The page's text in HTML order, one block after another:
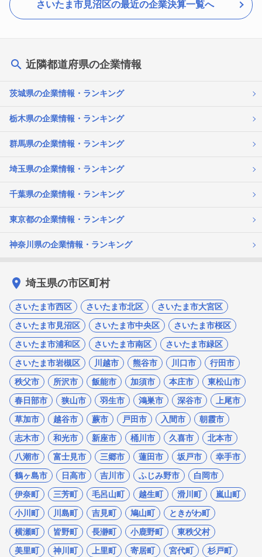
さいたま市見沼区の最近の企業決算一覧へ
近隣都道府県の企業情報
茨城県の企業情報・ランキング
栃木県の企業情報・ランキング
群馬県の企業情報・ランキング
埼玉県の企業情報・ランキング
千葉県の企業情報・ランキング
東京都の企業情報・ランキング
神奈川県の企業情報・ランキング
埼玉県の市区町村
さいたま市西区 さいたま市北区
さいたま市大宮区
さいたま市見沼区
さいたま市中央区
さいたま市桜区
さいたま市浦和区
さいたま市南区
さいたま市緑区
さいたま市岩槻区
川越市 熊谷市 川口市
行田市
秩父市
所沢市 飯能市 加須市 本庄市
東松山市
春日部市
狭山市 羽生市 鴻巣市 深谷市
上尾市
草加市
越谷市 蕨市 戸田市 入間市
朝霞市
志木市
和光市 新座市 桶川市 久喜市
北本市
八潮市
富士見市 三郷市 蓮田市 坂戸市
幸手市
鶴ヶ島市
日高市 吉川市 ふじみ野市
白岡市
伊奈町
三芳町 毛呂山町 越生町 滑川町
嵐山町
小川町
川島町 吉見町 鳩山町
ときがわ町
横瀬町
皆野町 長瀞町 小鹿野町
東秩父村
美里町
神川町 上里町 寄居町 宮代町 杉戸町